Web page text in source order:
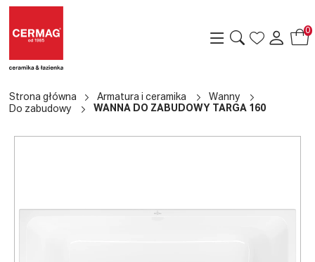
0
Strona główna Armatura i ceramika
Wanny
Do zabudowy
WANNA DO ZABUDOWY TARGA 160